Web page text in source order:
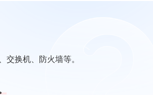
交换机、防火墙等。